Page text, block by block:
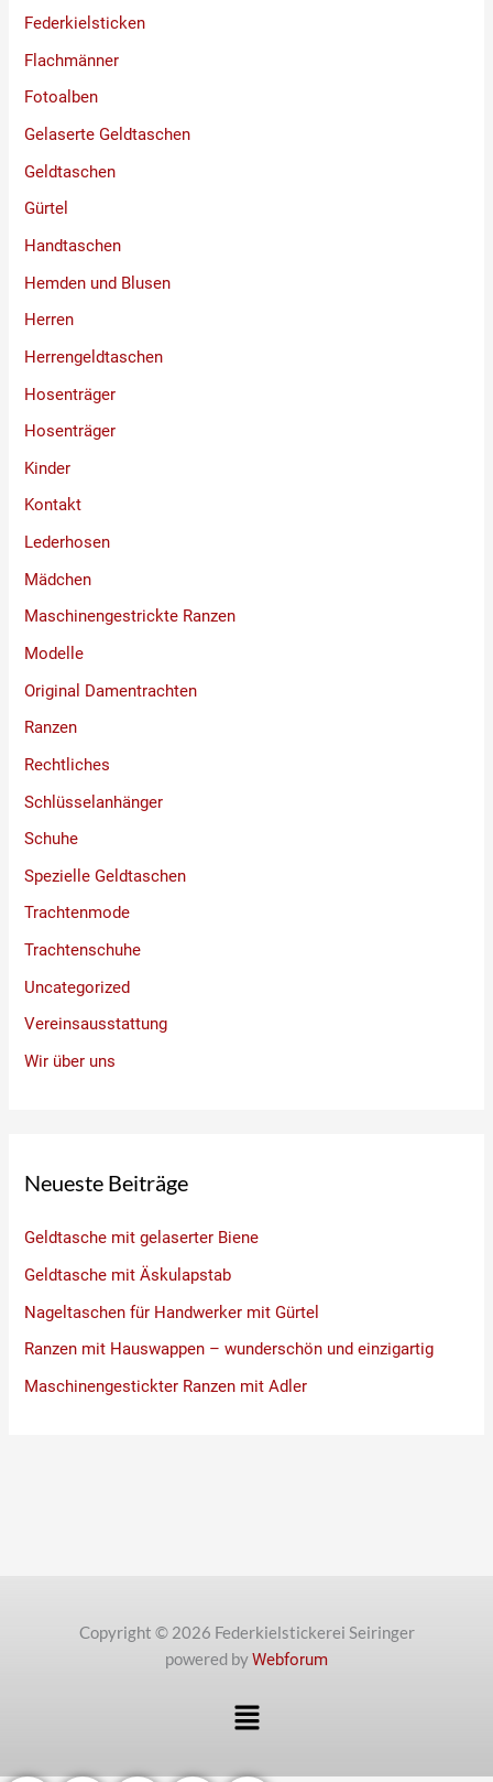
Federkielsticken
Flachmänner
Fotoalben
Gelaserte Geldtaschen
Geldtaschen
Gürtel
Handtaschen
Hemden und Blusen
Herren
Herrengeldtaschen
Hosenträger
Hosenträger
Kinder
Kontakt
Lederhosen
Mädchen
Maschinengestrickte Ranzen
Modelle
Original Damentrachten
Ranzen
Rechtliches
Schlüsselanhänger
Schuhe
Spezielle Geldtaschen
Trachtenmode
Trachtenschuhe
Uncategorized
Vereinsausstattung
Wir über uns
Neueste Beiträge
Geldtasche mit gelaserter Biene
Geldtasche mit Äskulapstab
Nageltaschen für Handwerker mit Gürtel
Ranzen mit Hauswappen – wunderschön und einzigartig
Maschinengestickter Ranzen mit Adler
Copyright © 2026 Federkielstickerei Seiringer
powered byWebforum
Menü